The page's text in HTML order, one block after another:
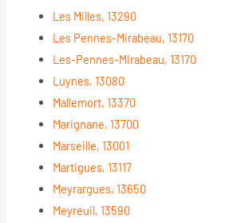
Les Milles, 13290
Les Pennes-Mirabeau, 13170
Les-Pennes-Mirabeau, 13170
Luynes, 13080
Mallemort, 13370
Marignane, 13700
Marseille, 13001
Martigues, 13117
Meyrargues, 13650
Meyreuil, 13590